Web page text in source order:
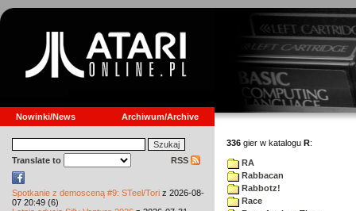
Nowinki/News Archiwum/Archive
Translate to RSS
Spotkanie z demosceną #9: STeel/Tori z 2026-08-
07 20:49 (6)
336 gier w katalogu R:
RA
Rabbacan
Rabbotz!
Race